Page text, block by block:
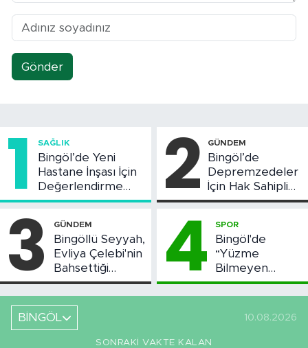
Gönder
1 SAĞLIK
Bingöl’de Yeni
Hastane İnşası İçin
Değerlendirme
Toplantısı Yapıldı
2 GÜNDEM
Bingöl’de
Depremzedeler
İçin Hak Sahipliği
Askı Süreci
3 GÜNDEM
Bingöllü Seyyah,
Evliya Çelebi'nin
Bahsettiği
Bingöl'deki O
Yeri Görüntüledi
4 SPOR
Bingöl'de
“Yüzme
Bilmeyen
Kalmasın”
Projesi Devam
Ediyor
BİNGÖL 10.08.2026
SONRAKI VAKTE KALAN